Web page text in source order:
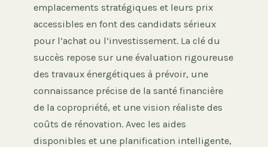
emplacements stratégiques et leurs prix
accessibles en font des candidats sérieux
pour l’achat ou l’investissement. La clé du
succès repose sur une évaluation rigoureuse
des travaux énergétiques à prévoir, une
connaissance précise de la santé financière
de la copropriété, et une vision réaliste des
coûts de rénovation. Avec les aides
disponibles et une planification intelligente,